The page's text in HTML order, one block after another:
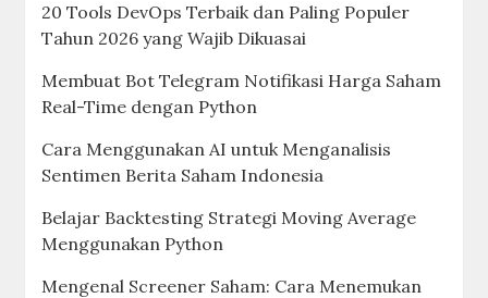
20 Tools DevOps Terbaik dan Paling Populer
Tahun 2026 yang Wajib Dikuasai
Membuat Bot Telegram Notifikasi Harga Saham
Real-Time dengan Python
Cara Menggunakan AI untuk Menganalisis
Sentimen Berita Saham Indonesia
Belajar Backtesting Strategi Moving Average
Menggunakan Python
Mengenal Screener Saham: Cara Menemukan